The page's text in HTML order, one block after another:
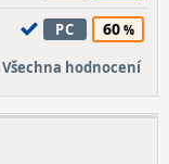
PC 60
Všechna hodnocení